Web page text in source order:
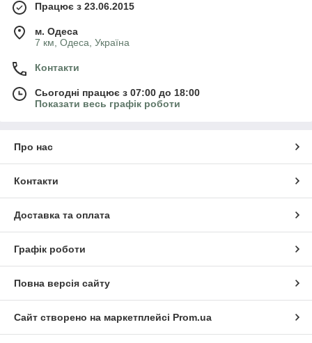
Працює з 23.06.2015
м. Одеса
7 км, Одеса, Україна
Контакти
Сьогодні працює з 07:00 до 18:00
Показати весь графік роботи
Про нас
Контакти
Доставка та оплата
Графік роботи
Повна версія сайту
Сайт створено на маркетплейсі Prom.ua